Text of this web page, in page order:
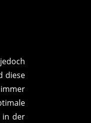
diese
in der